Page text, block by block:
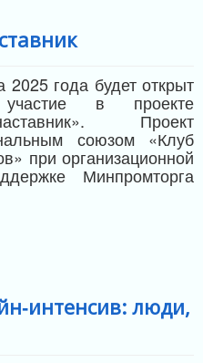
года будет открыт
в проекте
Проект
союзом «Клуб
при организационной
Минпромторга
люди,